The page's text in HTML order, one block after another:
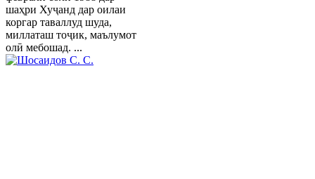
шаҳри Хуҷанд дар оилаи
коргар таваллуд шуда,
миллаташ тоҷик, маълумот
олӣ мебошад. ...